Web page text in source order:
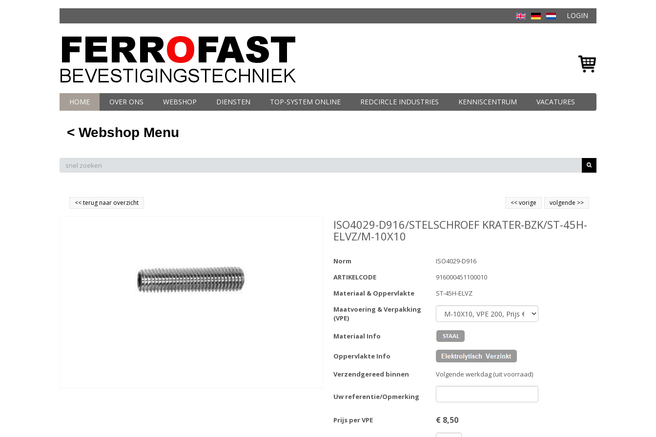
LOGIN
HOME OVER ONS WEBSHOP DIENSTEN TOP-SYSTEM ONLINE REDCIRCLE INDUSTRIES KENNISCENTRUM VACATURES
< Webshop Menu
<<terug naar overzicht volgende >>
<<vorige
ISO4029-D916/STELSCHROEF KRATER-BZK/ST-45H-
ELVZ/M-10X10
Norm
ISO4029-D916
ARTIKELCODE
916000451100010
Materiaal & Oppervlakte
ST-45H-ELVZ
Maatvoering & Verpakking
(VPE)
Materiaal Info
Oppervlakte Info
Verzendgereed binnen Volgende werkdag (uit voorraad)
Uw referentie/Opmerking
Prijs per VPE € 8,50